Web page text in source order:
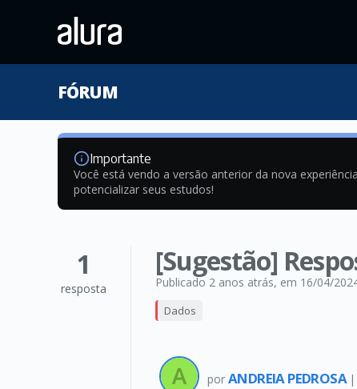
FÓRUM
Importante
Você está vendo a versão anterior da nova
potencializar seus estudos!
1
resposta
[Sugestão]
Publicado 2 anos atrás, em 16/04/
Dados
por ANDREIA PEDROSA |